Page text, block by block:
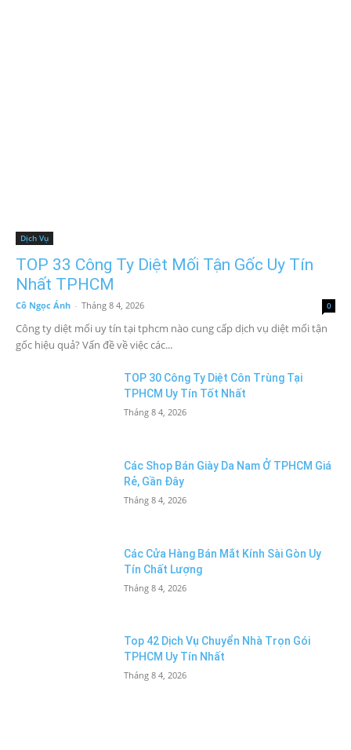
Dịch Vụ
TOP 33 Công Ty Diệt Mối Tận Gốc Uy Tín
Nhất TPHCM
Cô Ngọc Ánh - Tháng 8 4, 2026 0
Công ty diệt mối uy tín tại tphcm nào cung cấp dịch vụ diệt mối tận
gốc hiệu quả? Vấn đề về việc các...
TOP 30 Công Ty Diệt Côn Trùng Tại
TPHCM Uy Tín Tốt Nhất
Tháng 8 4, 2026
Các Shop Bán Giày Da Nam Ở TPHCM Giá
Rẻ, Gần Đây
Tháng 8 4, 2026
Các Cửa Hàng Bán Mắt Kính Sài Gòn Uy
Tín Chất Lượng
Tháng 8 4, 2026
Top 42 Dịch Vụ Chuyển Nhà Trọn Gói
TPHCM Uy Tín Nhất
Tháng 8 4, 2026